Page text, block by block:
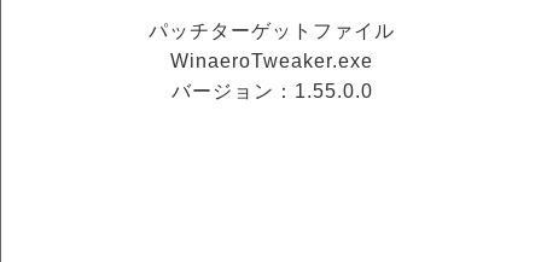
パッチターゲットファイル
WinaeroTweaker.exe
バージョン：1.55.0.0